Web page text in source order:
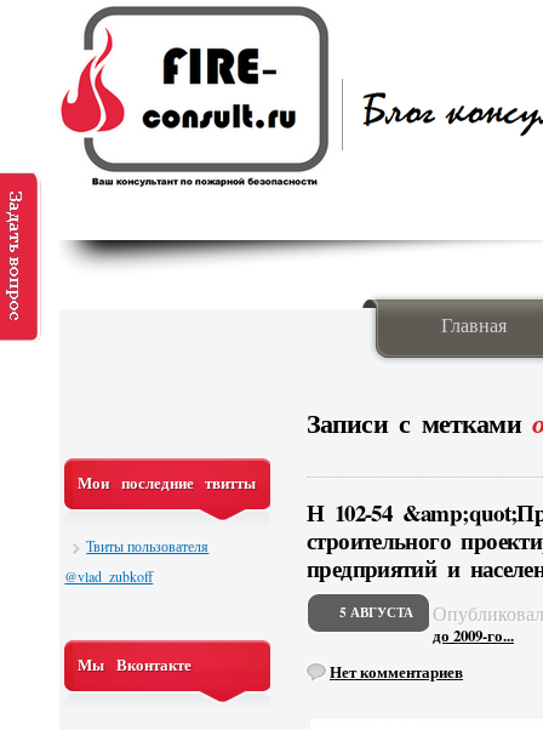
Главная
Записи с метками
Н 102-54
строительного
предприятий и
5 АВГУСТА
до 2009-го...
Нет комментариев
Мои последние твитты
Твиты пользователя
@vlad_zubkoff
Мы Вконтакте